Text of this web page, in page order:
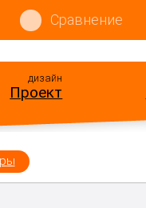
Сравнение
дизайн
Проект